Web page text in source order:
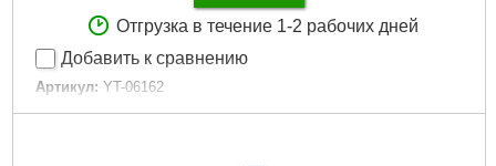
Отгрузка в течение 1-2 рабочих дней
Добавить к сравнению
Артикул: YT-06162
Код товара: 23.11.25